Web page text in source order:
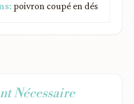
poivron coupé en dés
Nécessaire